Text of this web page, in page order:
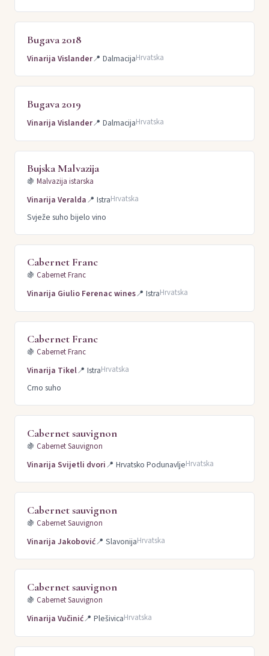
Bugava 2018
Vinarija Vislander📍 DalmacijaHrvatska
Bugava 2019
Vinarija Vislander📍 DalmacijaHrvatska
Bujska Malvazija
🍇 Malvazija istarska
Vinarija Veralda📍 IstraHrvatska
Svježe suho bijelo vino
Cabernet Franc
🍇 Cabernet Franc
Vinarija Giulio Ferenac wines📍 IstraHrvatska
Cabernet Franc
🍇 Cabernet Franc
Vinarija Tikel📍 IstraHrvatska
Crno suho
Cabernet sauvignon
🍇 Cabernet Sauvignon
Vinarija Svijetli dvori📍 Hrvatsko PodunavljeHrvatska
Cabernet sauvignon
🍇 Cabernet Sauvignon
Vinarija Jakobović📍 SlavonijaHrvatska
Cabernet sauvignon
🍇 Cabernet Sauvignon
Vinarija Vučinić📍 PlešivicaHrvatska